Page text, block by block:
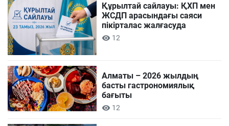
Құрылтай сайлауы: ҚХП мен
ЖСДП арасындағы саяси
пікірталас жалғасуда
12
Алматы – 2026 жылдың
басты гастрономиялық
бағыты
12